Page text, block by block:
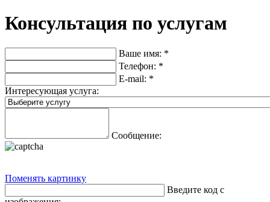
Консультация по услугам
Ваше имя: *
Телефон: *
E-mail: *
Интересующая услуга:
Сообщение:
Поменять картинку
Введите код с